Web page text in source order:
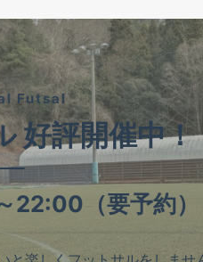
Futsal
好評開催中！
（要予約）